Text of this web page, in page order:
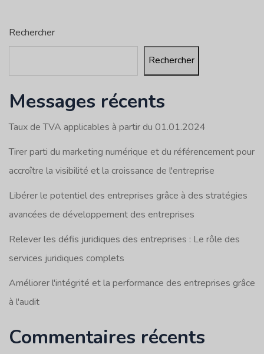
Rechercher
Rechercher
Messages récents
Taux de TVA applicables à partir du 01.01.2024
Tirer parti du marketing numérique et du référencement pour
accroître la visibilité et la croissance de l'entreprise
Libérer le potentiel des entreprises grâce à des stratégies
avancées de développement des entreprises
Relever les défis juridiques des entreprises : Le rôle des
services juridiques complets
Améliorer l'intégrité et la performance des entreprises grâce
à l'audit
Commentaires récents